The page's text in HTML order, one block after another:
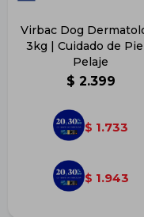
Virbac Dog
3kg | Cuidado de
Pelaje
$ 2.399
$ 1.733
$ 1.943